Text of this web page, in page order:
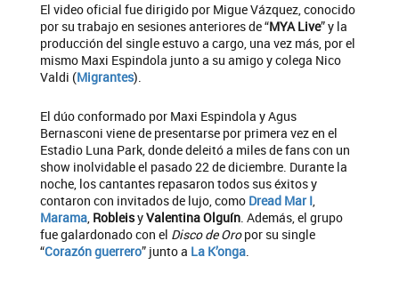
El video oficial fue dirigido por Migue Vázquez, conocido
por su trabajo en sesiones anteriores de “MYA Live” y la
producción del single estuvo a cargo, una vez más, por el
mismo Maxi Espindola junto a su amigo y colega Nico
Valdi (Migrantes).
El dúo conformado por Maxi Espindola y Agus
Bernasconi viene de presentarse por primera vez en el
Estadio Luna Park, donde deleitó a miles de fans con un
show inolvidable el pasado 22 de diciembre. Durante la
noche, los cantantes repasaron todos sus éxitos y
contaron con invitados de lujo, como Dread Mar I,
Marama, RobleisyValentina Olguín. Además, el grupo
fue galardonado con el Disco de Oropor su single
“Corazón guerrero” junto a La K’onga.